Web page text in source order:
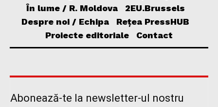
În lume / R. Moldova
2EU.Brussels
Despre noi / Echipa
Rețea PressHUB
Proiecte editoriale
Contact
Abonează-te la newsletter-ul nostru